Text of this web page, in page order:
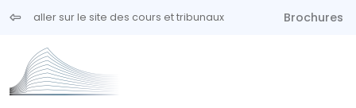
Aller au contenu principal
aller sur le site des cours et tribunaux Brochures